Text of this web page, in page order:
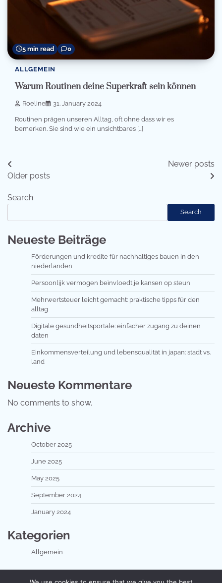
5 min read 0
ALLGEMEIN
Warum Routinen deine Superkraft sein können
Roeline 31. January 2024
Routinen prägen unseren Alltag, oft ohne dass wir es
bemerken. Sie sind wie ein unsichtbares […]
Posts
navigation
Older posts
Newer posts
Search
Search
Neueste Beiträge
Förderungen und kredite für nachhaltiges bauen in den
niederlanden
Persoonlijk vermogen beïnvloedt je kansen op steun
Mehrwertsteuer leicht gemacht: praktische tipps für den
alltag
Digitale gesundheitsportale: einfacher zugang zu deinen
daten
Einkommensverteilung und lebensqualität in japan: stadt vs.
land
Neueste Kommentare
No comments to show.
Archive
October 2025
June 2025
May 2025
September 2024
January 2024
Kategorien
Allgemein